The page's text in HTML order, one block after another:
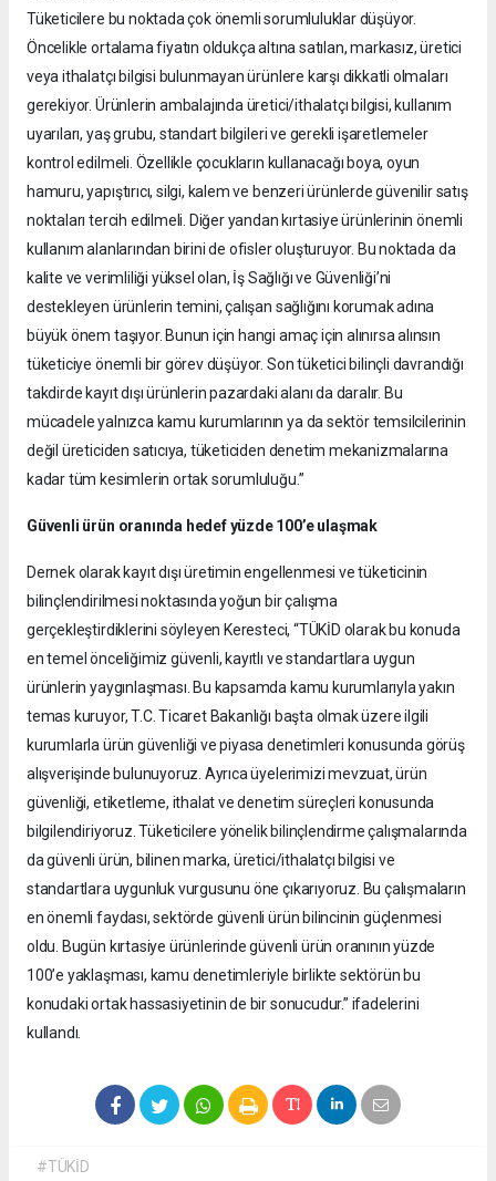
Tüketicilere bu noktada çok önemli sorumluluklar düşüyor.
Öncelikle ortalama fiyatın oldukça altına satılan, markasız, üretici
veya ithalatçı bilgisi bulunmayan ürünlere karşı dikkatli olmaları
gerekiyor. Ürünlerin ambalajında üretici/ithalatçı bilgisi, kullanım
uyarıları, yaş grubu, standart bilgileri ve gerekli işaretlemeler
kontrol edilmeli. Özellikle çocukların kullanacağı boya, oyun
hamuru, yapıştırıcı, silgi, kalem ve benzeri ürünlerde güvenilir satış
noktaları tercih edilmeli. Diğer yandan kırtasiye ürünlerinin önemli
kullanım alanlarından birini de ofisler oluşturuyor. Bu noktada da
kalite ve verimliliği yüksel olan, İş Sağlığı ve Güvenliği’ni
destekleyen ürünlerin temini, çalışan sağlığını korumak adına
büyük önem taşıyor. Bunun için hangi amaç için alınırsa alınsın
tüketiciye önemli bir görev düşüyor. Son tüketici bilinçli davrandığı
takdirde kayıt dışı ürünlerin pazardaki alanı da daralır. Bu
mücadele yalnızca kamu kurumlarının ya da sektör temsilcilerinin
değil üreticiden satıcıya, tüketiciden denetim mekanizmalarına
kadar tüm kesimlerin ortak sorumluluğu.”
Güvenli ürün oranında hedef yüzde 100’e ulaşmak
Dernek olarak kayıt dışı üretimin engellenmesi ve tüketicinin
bilinçlendirilmesi noktasında yoğun bir çalışma
gerçekleştirdiklerini söyleyen Keresteci, “TÜKİD olarak bu konuda
en temel önceliğimiz güvenli, kayıtlı ve standartlara uygun
ürünlerin yaygınlaşması. Bu kapsamda kamu kurumlarıyla yakın
temas kuruyor, T.C. Ticaret Bakanlığı başta olmak üzere ilgili
kurumlarla ürün güvenliği ve piyasa denetimleri konusunda görüş
alışverişinde bulunuyoruz. Ayrıca üyelerimizi mevzuat, ürün
güvenliği, etiketleme, ithalat ve denetim süreçleri konusunda
bilgilendiriyoruz. Tüketicilere yönelik bilinçlendirme çalışmalarında
da güvenli ürün, bilinen marka, üretici/ithalatçı bilgisi ve
standartlara uygunluk vurgusunu öne çıkarıyoruz. Bu çalışmaların
en önemli faydası, sektörde güvenli ürün bilincinin güçlenmesi
oldu. Bugün kırtasiye ürünlerinde güvenli ürün oranının yüzde
100’e yaklaşması, kamu denetimleriyle birlikte sektörün bu
konudaki ortak hassasiyetinin de bir sonucudur.” ifadelerini
kullandı.
#TÜKİD